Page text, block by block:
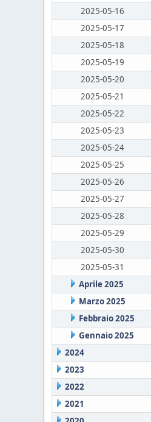
2025-05-16
2025-05-17
2025-05-18
2025-05-19
2025-05-20
2025-05-21
2025-05-22
2025-05-23
2025-05-24
2025-05-25
2025-05-26
2025-05-27
2025-05-28
2025-05-29
2025-05-30
2025-05-31
Aprile 2025
Marzo 2025
Febbraio 2025
Gennaio 2025
2024
2023
2022
2021